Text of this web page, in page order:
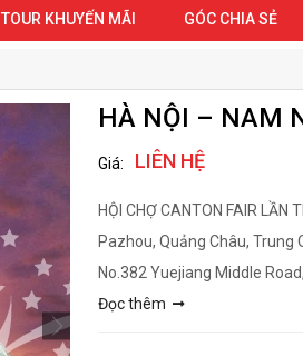
TOUR KHUYẾN MÃI GÓC CHIA SẺ
HÀ NỘI – NAM
Giá: LIÊN HỆ
HỘI CHỢ CANTON FAIR
Pazhou, Quảng Châu,
No.382 Yuejiang Middle
Đọc thêm